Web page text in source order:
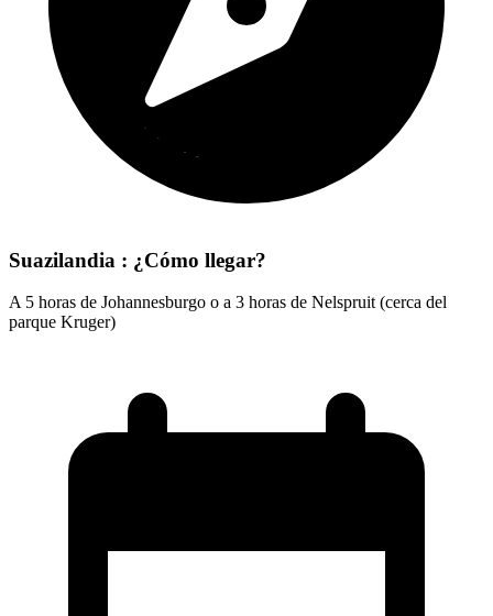
Suazilandia : ¿Cómo llegar?
A 5 horas de Johannesburgo o a 3 horas de Nelspruit (cerca del
parque Kruger)